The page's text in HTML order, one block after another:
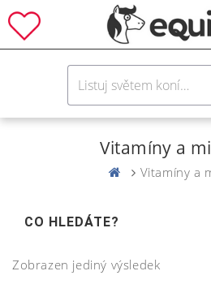
Vitamíny a
Vitamíny a
CO HLEDÁTE?
Zobrazen jediný výsledek